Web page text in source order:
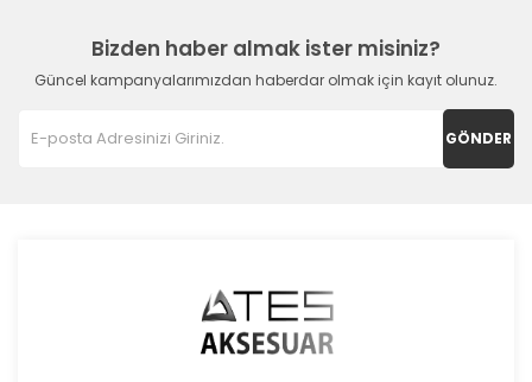
Bizden haber almak ister misiniz?
Güncel kampanyalarımızdan haberdar olmak için kayıt olunuz.
GÖNDER